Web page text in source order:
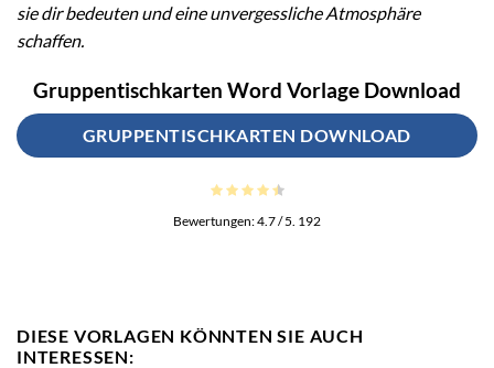
sie dir bedeuten und eine unvergessliche Atmosphäre
schaffen.
Gruppentischkarten Word Vorlage Download
GRUPPENTISCHKARTEN DOWNLOAD
Bewertungen:4.7/ 5. 192
DIESE VORLAGEN KÖNNTEN SIE AUCH
INTERESSEN: